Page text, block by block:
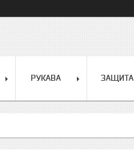
РУКАВА ЗАЩИТА